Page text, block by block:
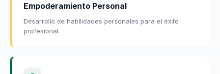
Empoderamiento Personal
Desarrollo de habilidades personales para el éxito
profesional.